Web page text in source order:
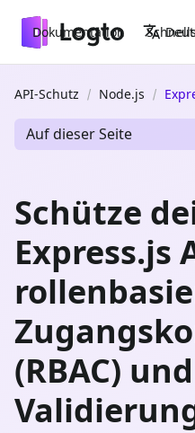
Dokumentation
API-Schutz Node.js
Auf dieser Seite
Schütze
Express.js
(RBAC)